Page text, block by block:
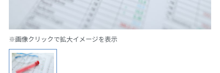
※画像クリックで拡大イメージを表示